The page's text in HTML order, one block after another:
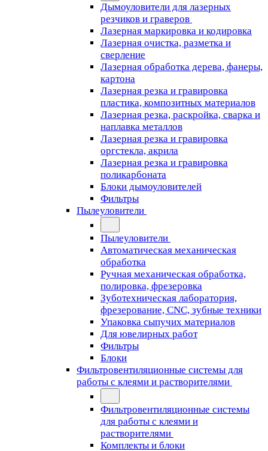
Дымоуловители для лазерных
резчиков и граверов
Лазерная маркировка и кодировка
Лазерная очистка, разметка и
сверление
Лазерная обработка дерева, фанеры,
картона
Лазерная резка и гравировка
пластика, композитных материалов
Лазерная резка, раскройка, сварка и
наплавка металлов
Лазерная резка и гравировка
оргстекла, акрила
Лазерная резка и гравировка
поликарбоната
Блоки дымоуловителей
Фильтры
Пылеуловители
Пылеуловители
Автоматическая механическая
обработка
Ручная механическая обработка,
полировка, фрезеровка
Зуботехническая лаборатория,
фрезерование, CNC, зубные техники
Упаковка сыпучих материалов
Для ювелирных работ
Фильтры
Блоки
Фильтровентиляционные системы для
работы с клеями и растворителями
Фильтровентиляционные системы
для работы с клеями и
растворителями
Комплекты и блоки